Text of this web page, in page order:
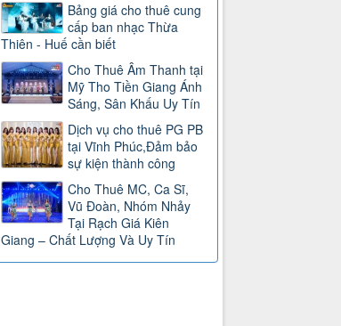
Bảng giá cho thuê cung
cấp ban nhạc Thừa
Thiên - Huế cần biết
Cho Thuê Âm Thanh tại
Mỹ Tho Tiền Giang Ánh
Sáng, Sân Khấu Uy Tín
Dịch vụ cho thuê PG PB
tại Vĩnh Phúc,Đảm bảo
sự kiện thành công
Cho Thuê MC, Ca Sĩ,
Vũ Đoàn, Nhóm Nhảy
Tại Rạch Giá Kiên
Giang – Chất Lượng Và Uy Tín